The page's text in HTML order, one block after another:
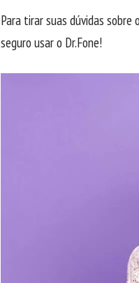
Para tirar suas dúvidas
seguro usar o Dr.Fone!